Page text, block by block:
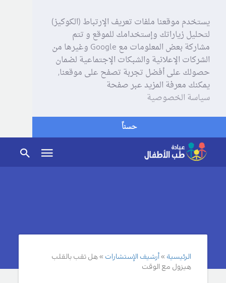
يستخدم موقعنا ملفات تعريف الإرتباط (الكوكيز)
لتحليل زياراتك وإستخدامك للموقع و تتم
مشاركة بعض المعلومات مع Google وغيرها من
الشركات الإعلانية والشبكات الإجتماعية لضمان
حصولك على أفضل تجربة تصفح على موقعنا,
يمكنك معرفة المزيد عبر صفحة
سياسة الخصوصية
حسناً
الرئيسية أرشيف الإستشارات
هل ثقب بالقلب
هيزول مع الوقت